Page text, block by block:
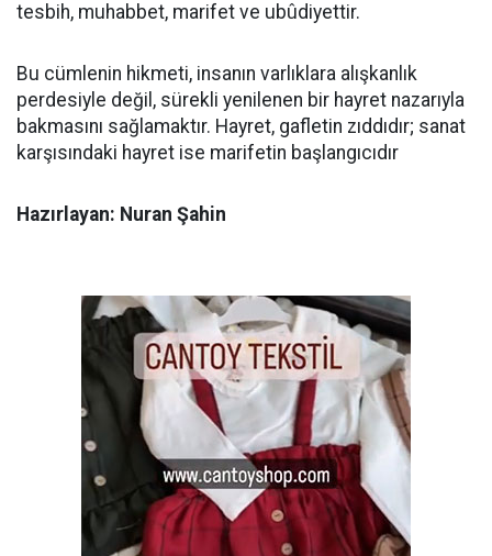
tesbih, muhabbet, marifet ve ubûdiyettir.
Bu cümlenin hikmeti, insanın varlıklara alışkanlık
perdesiyle değil, sürekli yenilenen bir hayret nazarıyla
bakmasını sağlamaktır. Hayret, gafletin zıddıdır; sanat
karşısındaki hayret ise marifetin başlangıcıdır
Hazırlayan: Nuran Şahin